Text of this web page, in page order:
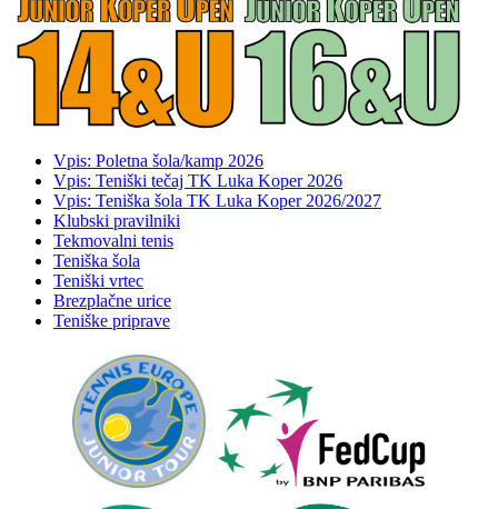
Vpis: Poletna šola/kamp 2026
Vpis: Teniški tečaj TK Luka Koper 2026
Vpis: Teniška šola TK Luka Koper 2026/2027
Klubski pravilniki
Tekmovalni tenis
Teniška šola
Teniški vrtec
Brezplačne urice
Teniške priprave